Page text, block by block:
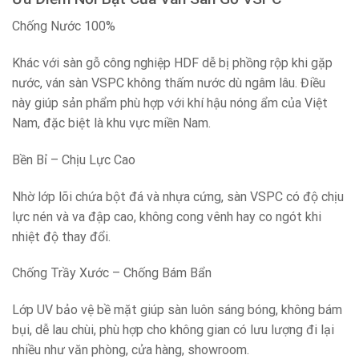
Chống Nước 100%
Khác với sàn gỗ công nghiệp HDF dễ bị phồng rộp khi gặp
nước, ván sàn VSPC không thấm nước dù ngâm lâu. Điều
này giúp sản phẩm phù hợp với khí hậu nóng ẩm của Việt
Nam, đặc biệt là khu vực miền Nam.
Bền Bỉ – Chịu Lực Cao
Nhờ lớp lõi chứa bột đá và nhựa cứng, sàn VSPC có độ chịu
lực nén và va đập cao, không cong vênh hay co ngót khi
nhiệt độ thay đổi.
Chống Trầy Xước – Chống Bám Bẩn
Lớp UV bảo vệ bề mặt giúp sàn luôn sáng bóng, không bám
bụi, dễ lau chùi, phù hợp cho không gian có lưu lượng đi lại
nhiều như văn phòng, cửa hàng, showroom.